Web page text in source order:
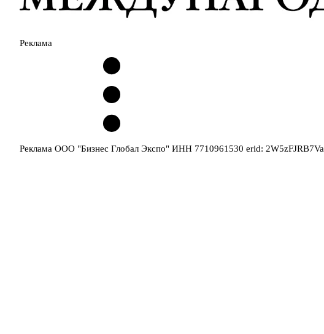
Реклама
Реклама ООО "Бизнес Глобал Экспо" ИНН 7710961530 erid: 2W5zFJRB7Va